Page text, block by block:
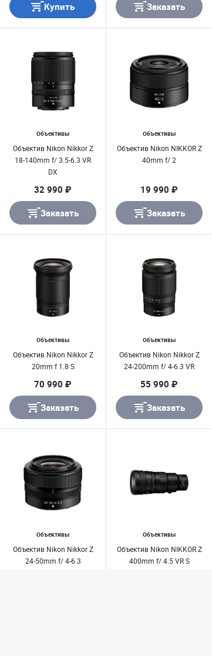
Купить
Заказать
Объективы
Объектив Nikon Nikkor Z
18-140mm f/ 3.5-6.3 VR
DX
32 990 ₽
Заказать
Объективы
Объектив Nikon NIKKOR Z
40mm f/ 2
19 990 ₽
Заказать
Объективы
Объектив Nikon Nikkor Z
20mm f 1.8 S
70 990 ₽
Заказать
Объективы
Объектив Nikon Nikkor Z
24-200mm f/ 4-6.3 VR
55 990 ₽
Заказать
Объективы
Объектив Nikon Nikkor Z
24-50mm f/ 4-6.3
Объективы
Объектив Nikon NIKKOR Z
400mm f/ 4.5 VR S